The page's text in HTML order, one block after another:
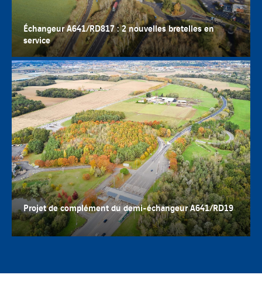
Échangeur A641/RD817 : 2 nouvelles bretelles en
service
Projet de complément du demi-échangeur A641/RD19